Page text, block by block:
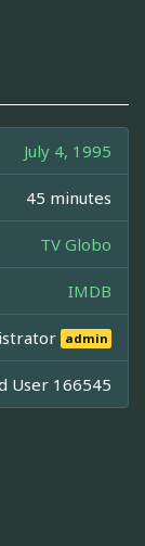
July 4, 1995
45 minutes
TV Globo
IMDB
admin
User 166545